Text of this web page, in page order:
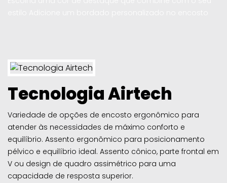
Tecnologia Airtech
Variedade de opções de encosto ergonômico para
atender às necessidades de máximo conforto e
equilíbrio. Assento ergonômico para posicionamento
pélvico e equilíbrio ideal. Assento cônico, parte frontal em
V ou design de quadro assimétrico para uma
capacidade de resposta superior.